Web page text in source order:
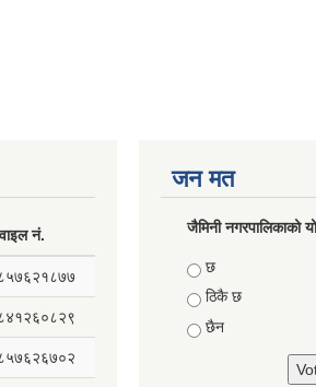
नं.
जन मत
जैमिनी नगरपालिकाको
Choices
छ
ठिकै छ
छैन